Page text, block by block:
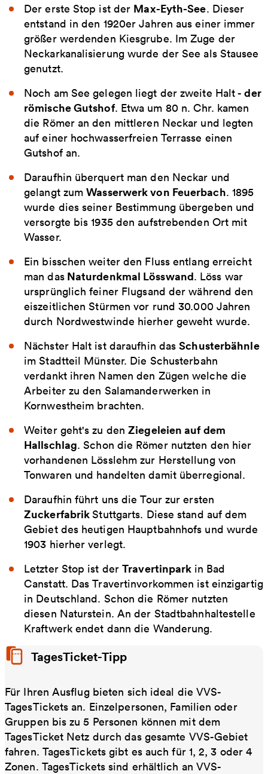
Der erste Stop ist der Max-Eyth-See. Dieser
entstand in den 1920er Jahren aus einer immer
größer werdenden Kiesgrube. Im Zuge der
Neckarkanalisierung wurde der See als Stausee
genutzt.
Noch am See gelegen liegt der zweite Halt -der
römische Gutshof. Etwa um 80 n. Chr. kamen
die Römer an den mittleren Neckar und legten
auf einer hochwasserfreien Terrasse einen
Gutshof an.
Daraufhin überquert man den Neckar und
gelangt zumWasserwerk von Feuerbach. 1895
wurde dies seiner Bestimmung übergeben und
versorgte bis 1935 den aufstrebenden Ort mit
Wasser.
Ein bisschen weiter den Fluss entlang erreicht
man dasNaturdenkmal Lösswand. Löss war
ursprünglich feiner Flugsand der während den
eiszeitlichen Stürmen vor rund 30.000 Jahren
durch Nordwestwinde hierher geweht wurde.
Nächster Halt ist daraufhin dasSchusterbähnle
im Stadtteil Münster. Die Schusterbahn
verdankt ihren Namen den Zügen welche die
Arbeiter zu den Salamanderwerken in
Kornwestheim brachten.
Weiter geht's zu denZiegeleien auf dem
Hallschlag. Schon die Römer nutzten den hier
vorhandenen Lösslehm zur Herstellung von
Tonwaren und handelten damit überregional.
Daraufhin führt uns die Tour zur ersten
ZuckerfabrikStuttgarts. Diese stand auf dem
Gebiet des heutigen Hauptbahnhofs und wurde
1903 hierher verlegt.
Letzter Stop ist derTravertinpark in Bad
Canstatt. Das Travertinvorkommen ist einzigartig
in Deutschland. Schon die Römer nutzten
diesen Naturstein. An der Stadtbahnhaltestelle
Kraftwerk endet dann die Wanderung.
TagesTicket-Tipp
Für Ihren Ausflug bieten sich ideal die VVS-
TagesTickets an. Einzelpersonen, Familien oder
Gruppen bis zu 5 Personen können mit dem
TagesTicket Netz durch das gesamte VVS-Gebiet
fahren. TagesTickets gibt es auch für 1, 2, 3 oder 4
Zonen. TagesTickets sind erhältlich an VVS-